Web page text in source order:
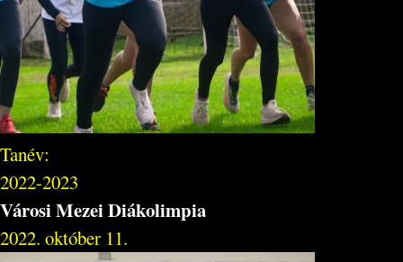
Tanév:
2022-2023
Városi Mezei Diákolimpia
2022. október 11.